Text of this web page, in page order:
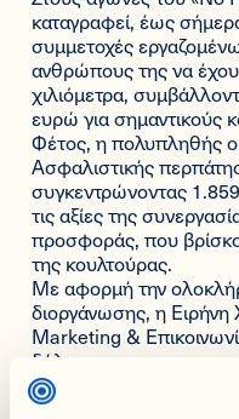
καταγραφεί, έως
συμμετοχές
ανθρώπους της να
χιλιόμετρα,
ευρώ για σημαντικούς
Φέτος, η πολυπληθής
Ασφαλιστικής
συγκεντρώνοντας 1.859
τις αξίες της
προσφοράς, που
της κουλτούρας.
Με αφορμή την
διοργάνωσης, η Ειρήνη
Marketing &
δήλωσε